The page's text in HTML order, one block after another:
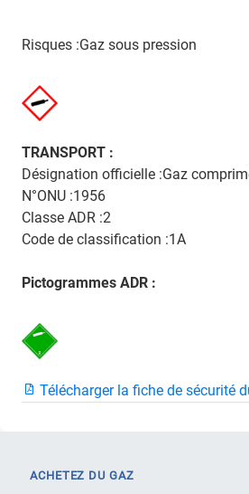
Risques :Gaz sous pression
TRANSPORT :
Désignation officielle :Gaz
N°ONU :1956
Classe ADR :2
Code de classification :1A
Pictogrammes ADR :
Télécharger la fiche de sécurité
ACHETEZ DU GAZ